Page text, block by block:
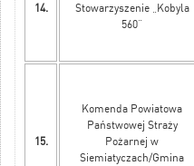
14.
Stowarzyszenie „Kobyla
560”
15.
Komenda Powiatowa
Państwowej Straży
Pożarnej w
Siemiatyczach/Gmina